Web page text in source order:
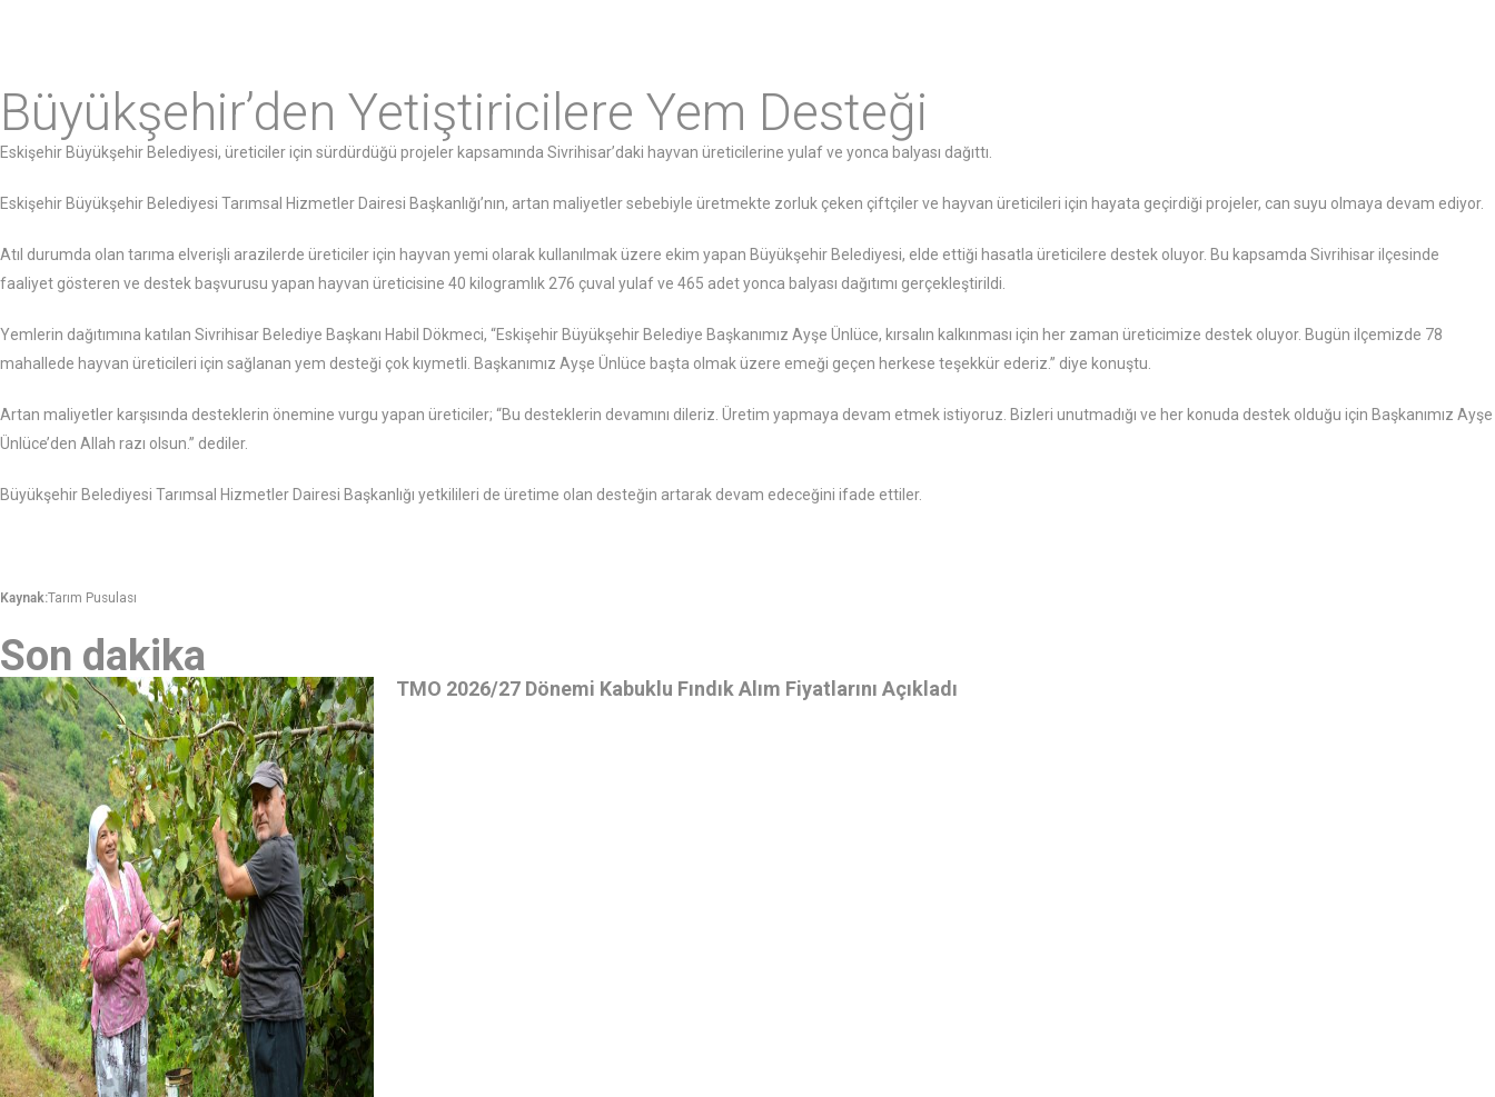
Büyükşehir’den Yetiştiricilere Yem Desteği
Eskişehir Büyükşehir Belediyesi, üreticiler için sürdürdüğü projeler kapsamında Sivrihisar’daki hayvan üreticilerine yulaf ve yonca balyası dağıttı.
Eskişehir Büyükşehir Belediyesi Tarımsal Hizmetler Dairesi Başkanlığı’nın, artan maliyetler sebebiyle üretmekte zorluk çeken çiftçiler ve hayvan üreticileri için hayata geçirdiği projeler, can suyu olmaya devam ediyor.
Atıl durumda olan tarıma elverişli arazilerde üreticiler için hayvan yemi olarak kullanılmak üzere ekim yapan Büyükşehir Belediyesi, elde ettiği hasatla üreticilere destek oluyor. Bu kapsamda Sivrihisar ilçesinde
faaliyet gösteren ve destek başvurusu yapan hayvan üreticisine 40 kilogramlık 276 çuval yulaf ve 465 adet yonca balyası dağıtımı gerçekleştirildi.
Yemlerin dağıtımına katılan Sivrihisar Belediye Başkanı Habil Dökmeci, “Eskişehir Büyükşehir Belediye Başkanımız Ayşe Ünlüce, kırsalın kalkınması için her zaman üreticimize destek oluyor. Bugün ilçemizde 78
mahallede hayvan üreticileri için sağlanan yem desteği çok kıymetli. Başkanımız Ayşe Ünlüce başta olmak üzere emeği geçen herkese teşekkür ederiz.” diye konuştu.
Artan maliyetler karşısında desteklerin önemine vurgu yapan üreticiler; “Bu desteklerin devamını dileriz. Üretim yapmaya devam etmek istiyoruz. Bizleri unutmadığı ve her konuda destek olduğu için Başkanımız Ayşe
Ünlüce’den Allah razı olsun.” dediler.
Büyükşehir Belediyesi Tarımsal Hizmetler Dairesi Başkanlığı yetkilileri de üretime olan desteğin artarak devam edeceğini ifade ettiler.
Kaynak:Tarım Pusulası
Son dakika
TMO 2026/27 Dönemi Kabuklu Fındık Alım Fiyatlarını Açıkladı